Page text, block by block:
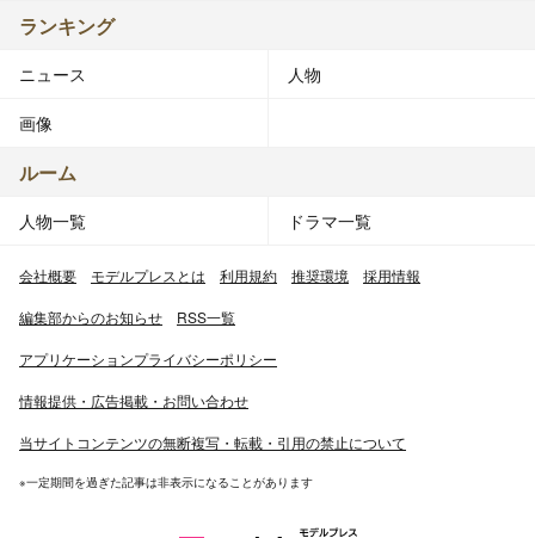
ランキング
ニュース 人物
画像
ルーム
人物一覧 ドラマ一覧
会社概要 モデルプレスとは 利用規約 推奨環境 採用情報
編集部からのお知らせ RSS一覧
アプリケーションプライバシーポリシー
情報提供・広告掲載・お問い合わせ
当サイトコンテンツの無断複写・転載・引用の禁止について
※一定期間を過ぎた記事は非表示になることがあります